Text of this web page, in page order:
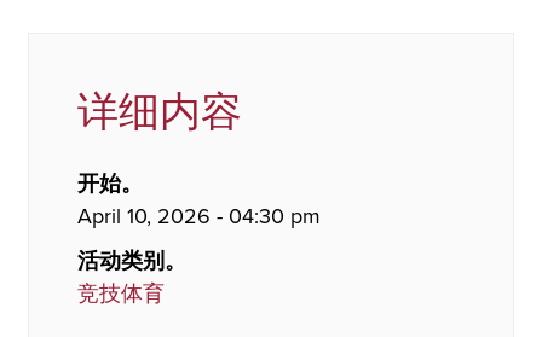
详细内容
开始。
April 10, 2026 - 04:30 pm
活动类别。
竞技体育